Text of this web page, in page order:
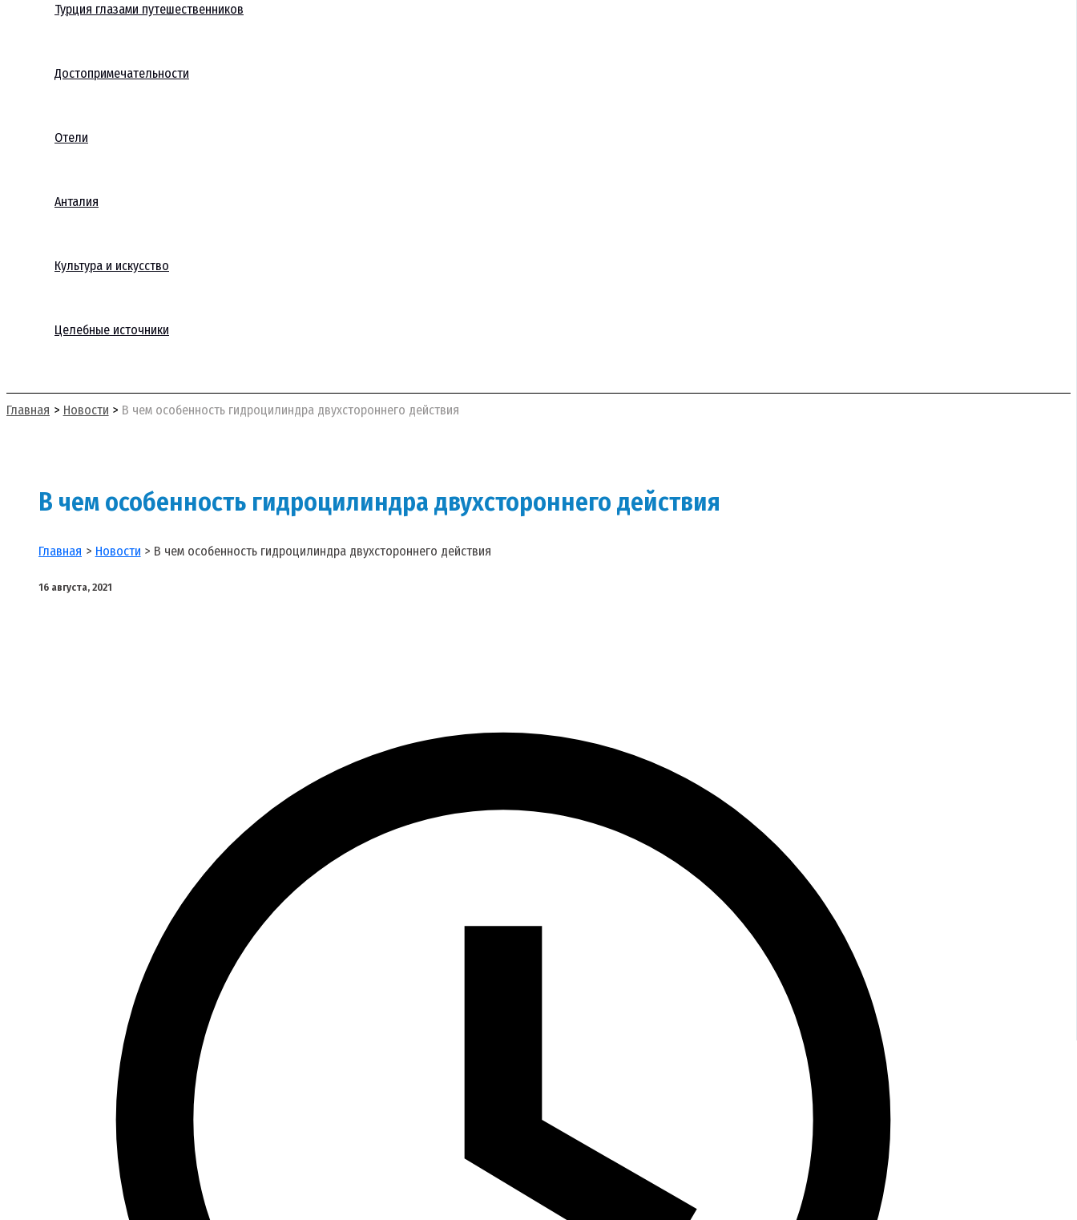
Турция глазами путешественников
Достопримечательности
Отели
Анталия
Культура и искусство
Целебные источники
Главная Новости В чем особенность гидроцилиндра двухстороннего действия
В чем особенность гидроцилиндра двухстороннего действия
Главная Новости В чем особенность гидроцилиндра двухстороннего действия
16 августа, 2021